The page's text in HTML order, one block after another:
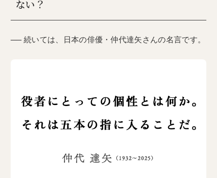
ない？
── 続いては、日本の俳優・仲代達矢さんの名言です。